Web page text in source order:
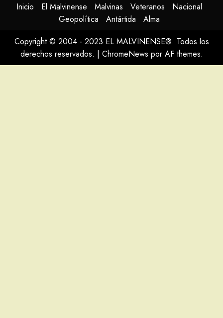
Inicio El Malvinense Malvinas Veteranos
Nacional
Geopolítica
Antártida
Alma
Copyright © 2004 - 2023 EL MALVINENSE®. Todos los
derechos reservados. | ChromeNews por AF themes.